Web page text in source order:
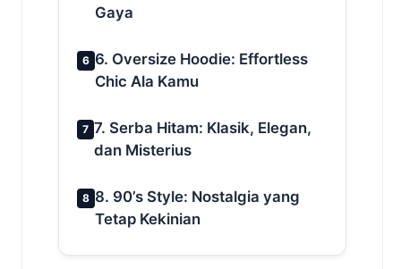
Gaya
6 6. Oversize Hoodie: Effortless
Chic Ala Kamu
7 7. Serba Hitam: Klasik, Elegan,
dan Misterius
8 8. 90’s Style: Nostalgia yang
Tetap Kekinian